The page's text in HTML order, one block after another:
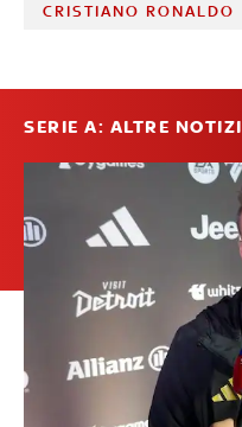
CRISTIANO RONALDO
SERIE A: ALTRE